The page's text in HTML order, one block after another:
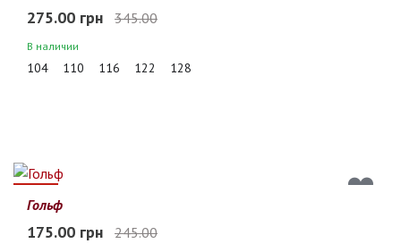
275.00 грн 345.00
В наличии
104 110 116 122 128
29%
Гольф
175.00 грн 245.00